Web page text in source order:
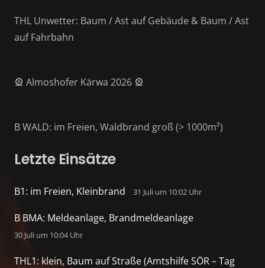
THL Unwetter: Baum / Ast auf Gebäude & Baum / Ast
auf Fahrbahn
🎡 Almoshofer Kärwa 2026 🎡
B WALD: im Freien, Waldbrand groß (> 1000m²)
Letzte Einsätze
B1: im Freien, Kleinbrand 31 Juli um 10:02 Uhr
B BMA: Meldeanlage, Brandmeldeanlage
30 Juli um 10:04 Uhr
THL1: klein, Baum auf Straße (Amtshilfe SÖR – Tag